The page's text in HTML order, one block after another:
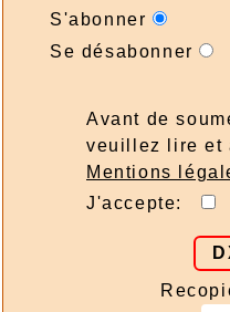
S'abonner
Se désabonner
Avant de
veuillez lire et
Mentions
J'accepte: